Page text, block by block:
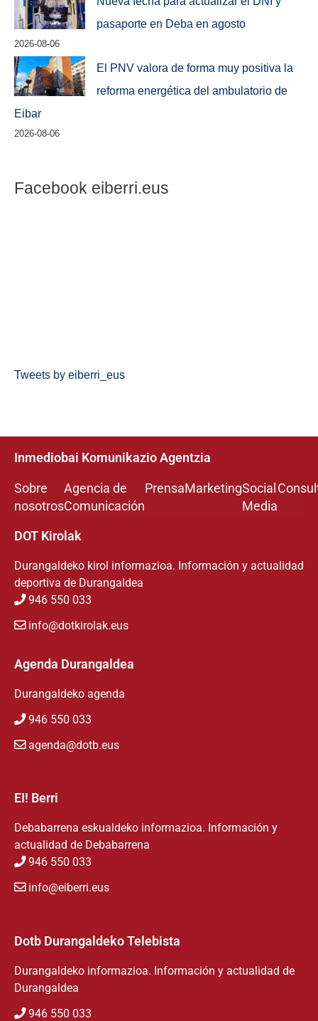
pasaporte en Deba en agosto
2026-08-06
El PNV valora de forma muy positiva la
reforma energética del ambulatorio de
Eibar
2026-08-06
Facebook eiberri.eus
Tweets by eiberri_eus
Inmediobai Komunikazio Agentzia
Sobre
nosotros
Agencia de
Comunicación
PrensaMarketingSocial
Media
DOT Kirolak
Durangaldeko kirol informazioa. Información y actualidad
deportiva de Durangaldea
946 550 033
info@dotkirolak.eus
Agenda Durangaldea
Durangaldeko agenda
946 550 033
agenda@dotb.eus
EI! Berri
Debabarrena eskualdeko informazioa. Información y
actualidad de Debabarrena
946 550 033
info@eiberri.eus
Dotb Durangaldeko Telebista
Durangaldeko informazioa. Información y actualidad de
Durangaldea
946 550 033